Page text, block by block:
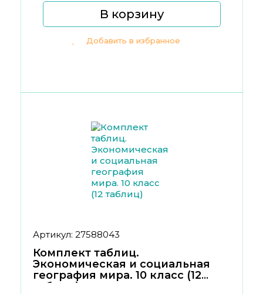
В корзину
Добавить в избранное
Артикул: 27588043
Комплект таблиц.
Экономическая и социальная
география мира. 10 класс (12
таблиц)